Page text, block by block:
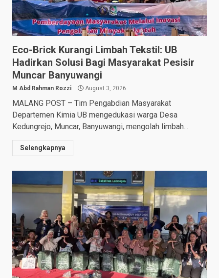
Eco-Brick Kurangi Limbah Tekstil: UB
Hadirkan Solusi Bagi Masyarakat Pesisir
Muncar Banyuwangi
M Abd Rahman Rozzi August 3, 2026
MALANG POST – Tim Pengabdian Masyarakat
Departemen Kimia UB mengedukasi warga Desa
Kedungrejo, Muncar, Banyuwangi, mengolah limbah...
Selengkapnya